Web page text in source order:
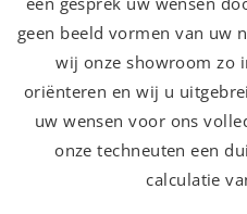
geen beeld vormen van uw
wij onze showroom zo
oriënteren en wij u
uw wensen voor ons
onze techneuten een
calculatie